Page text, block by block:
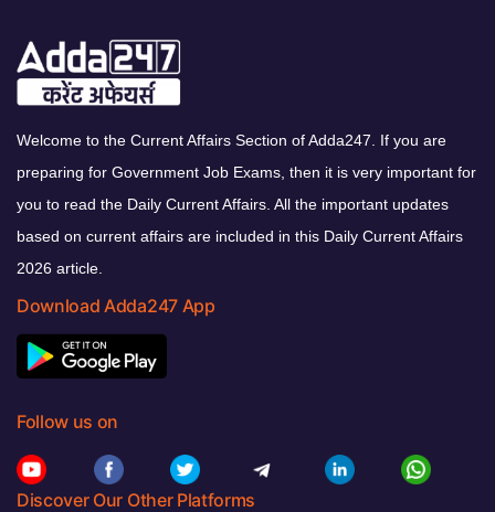
Welcome to the Current Affairs Section of Adda247. If you are
preparing for Government Job Exams, then it is very important for
you to read the Daily Current Affairs. All the important updates
based on current affairs are included in this Daily Current Affairs
2026 article.
Download Adda247 App
Follow us on
Discover Our Other Platforms